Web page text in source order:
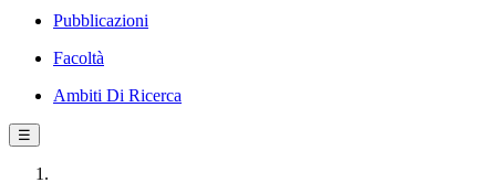
Pubblicazioni
Facoltà
Ambiti Di Ricerca
☰